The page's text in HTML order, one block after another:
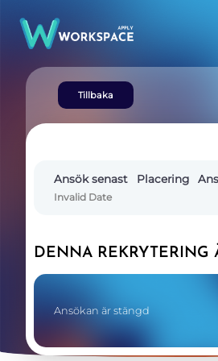
Tillbaka
Ansök senast
Invalid Date
Placering
DENNA REKRYTERING
Ansökan är stängd